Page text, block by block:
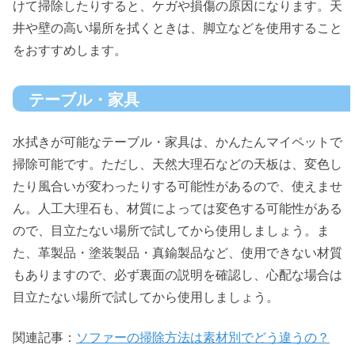
けて掃除したりすると、ケガや損傷の原因になります。天
井や壁の高い場所を拭くときは、脚立などを使用すること
をおすすめします。
テーブル・家具
水拭きが可能なテーブル・家具は、かんたんマイペットで
掃除可能です。ただし、天然大理石などの天板は、変色し
たり風合いが変わったりする可能性があるので、使えませ
ん。人工大理石も、材質によっては変色する可能性がある
ので、目立たない場所で試してから使用しましょう。ま
た、革製品・塗装製品・真鍮製品など、使用できない材質
もありますので、必ず裏面の説明を確認し、心配な場合は
目立たない場所で試してから使用しましょう。
関連記事： ソファーの掃除方法は素材別でどう違うの？